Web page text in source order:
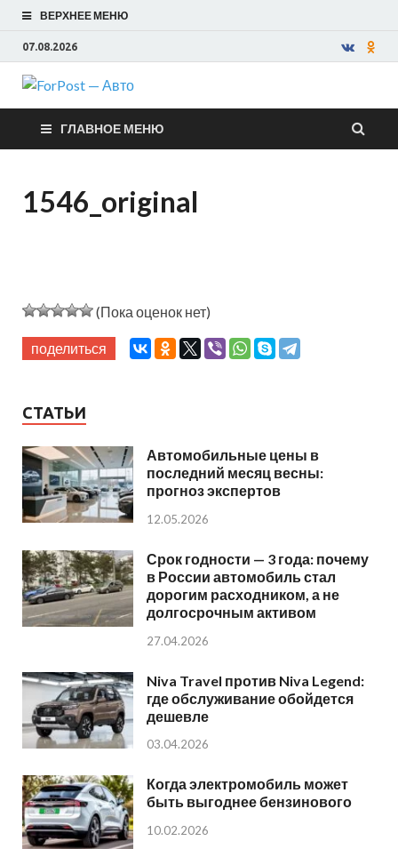
ВЕРХНЕЕ МЕНЮ
07.08.2026
ForPost —
Авто
ГЛАВНОЕ МЕНЮ
1546_original
(Пока оценок нет)
поделиться
СТАТЬИ
Автомобильные цены в
последний месяц весны:
прогноз экспертов
12.05.2026
Срок годности — 3 года: почему
в России автомобиль стал
дорогим расходником, а не
долгосрочным активом
27.04.2026
Niva Travel против Niva Legend:
где обслуживание обойдется
дешевле
03.04.2026
Когда электромобиль может
быть выгоднее бензинового
10.02.2026